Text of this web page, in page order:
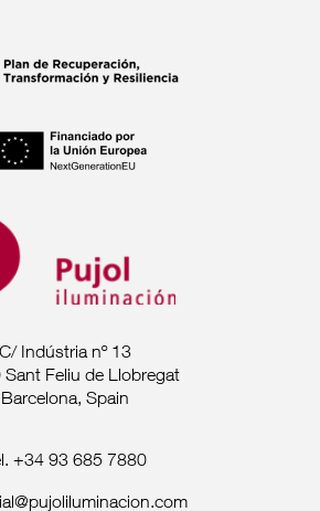
C/ Indústria nº 13
Feliu de Llobregat
Barcelona, Spain
+34 93 685 7880